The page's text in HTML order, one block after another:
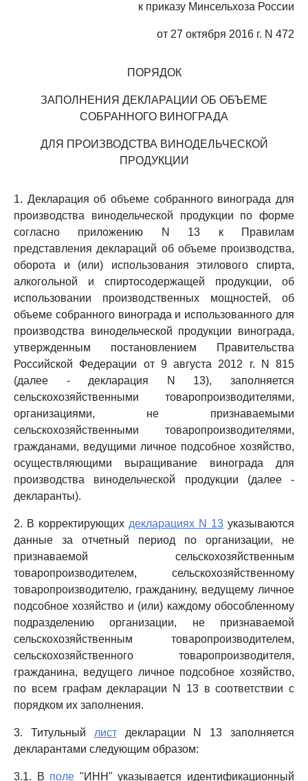
к приказу Минсельхоза России
от 27 октября 2016 г. N 472
ПОРЯДОК
ЗАПОЛНЕНИЯ ДЕКЛАРАЦИИ ОБ ОБЪЕМЕ
СОБРАННОГО ВИНОГРАДА
ДЛЯ ПРОИЗВОДСТВА ВИНОДЕЛЬЧЕСКОЙ
ПРОДУКЦИИ
1. Декларация об объеме собранного винограда для
производства винодельческой продукции по форме
согласно приложению N 13 к Правилам
представления деклараций об объеме производства,
оборота и (или) использования этилового спирта,
алкогольной и спиртосодержащей продукции, об
использовании производственных мощностей, об
объеме собранного винограда и использованного для
производства винодельческой продукции винограда,
утвержденным постановлением Правительства
Российской Федерации от 9 августа 2012 г. N 815
(далее - декларация N 13), заполняется
сельскохозяйственными товаропроизводителями,
организациями, не признаваемыми
сельскохозяйственными товаропроизводителями,
гражданами, ведущими личное подсобное хозяйство,
осуществляющими выращивание винограда для
производства винодельческой продукции (далее -
декларанты).
2. В корректирующих декларациях N 13 указываются
данные за отчетный период по организации, не
признаваемой сельскохозяйственным
товаропроизводителем, сельскохозяйственному
товаропроизводителю, гражданину, ведущему личное
подсобное хозяйство и (или) каждому обособленному
подразделению организации, не признаваемой
сельскохозяйственным товаропроизводителем,
сельскохозяйственного товаропроизводителя,
гражданина, ведущего личное подсобное хозяйство,
по всем графам декларации N 13 в соответствии с
порядком их заполнения.
3. Титульный листдекларации N 13 заполняется
декларантами следующим образом:
3.1. В поле "ИНН" указывается идентификационный